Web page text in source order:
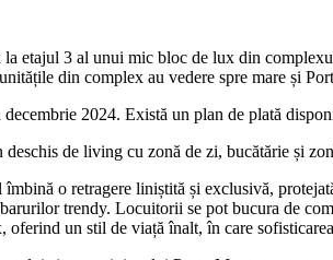
etajul 3 al unui mic bloc de lux din
din complex au vedere spre mare și
2024. Există un plan de plată
de living cu zonă de zi, bucătărie și
o retragere liniștită și exclusivă,
trendy. Locuitorii se pot bucura de
oferind un stil de viață înalt, în care